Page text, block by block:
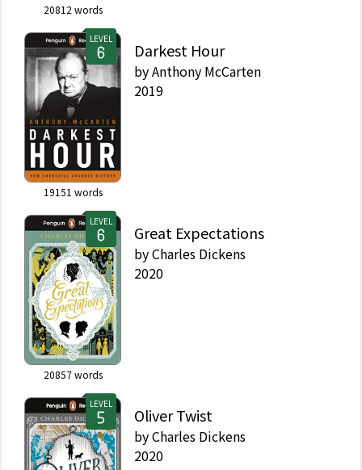
20812 words
LEVEL
19151 words
Darkest Hour
byAnthony McCarten
2019
LEVEL
20857words
Great Expectations
byCharles Dickens
2020
LEVEL
Oliver Twist
byCharles Dickens
2020